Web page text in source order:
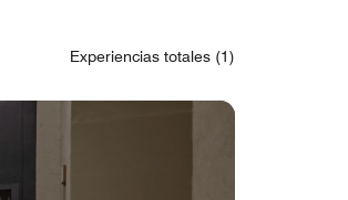
Experiencias totales (1)